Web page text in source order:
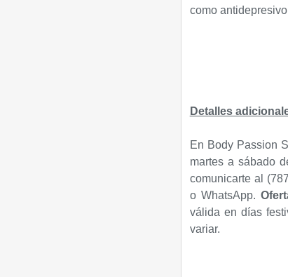
como
Detalles
En Body Passion
martes a sábado
comunicarte al
o WhatsApp.
válida en días
variar.